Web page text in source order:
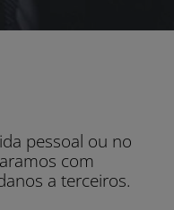
pessoal ou no
com
a terceiros.